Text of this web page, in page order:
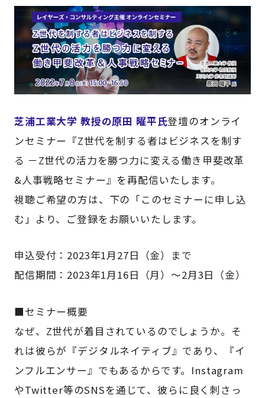
芝浦工業大学 教授の原田 曜平氏登壇のオンライ
ンセミナー『Z世代を制する者はビジネスを制す
る －Z世代の活力を勝つ力に変える働き甲斐改革
&人事戦略セミナー』を再配信いたします。
視聴ご希望の方は、下の「このセミナーに申し込
む」より、ご登録をお願いいたします。
申込受付：2023年1月27日（金）まで
配信期間：2023年1月16日（月）～2月3日（金）
■セミナー概要
なぜ、Z世代が着目されているのでしょうか。そ
れは彼らが『デジタルネイティブ』であり、『イ
ンフルエンサー』でもあるからです。Instagram
やTwitter等のSNSを通じて、彼らに良く刺さっ